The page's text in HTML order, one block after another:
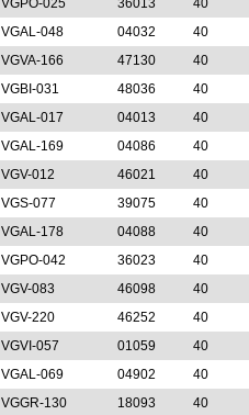
VGPO-025 36013 40
VGAL-048 04032 40
VGVA-166 47130 40
VGBI-031 48036 40
VGAL-017 04013 40
VGAL-169 04086 40
VGV-012 46021 40
VGS-077 39075 40
VGAL-178 04088 40
VGPO-042 36023 40
VGV-083 46098 40
VGV-220 46252 40
VGVI-057 01059 40
VGAL-069 04902 40
VGGR-130 18093 40